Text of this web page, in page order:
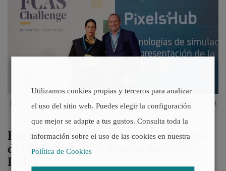
Susana Paccual, fundadora y CEO de PixelsHub, recibiendo el premio «The FCAS
Challenge» de Indra
Presencia destacada en el Encuentro
del Ecosistema de Proveedores de
Indra
Utilizamos cookies propias y terceros para analizar
el uso del sitio web. Puedes elegir la configuración
que mejor se adapte a tus gustos. Consulta toda la
información sobre el uso de las cookies en nuestra
Política de Cookies